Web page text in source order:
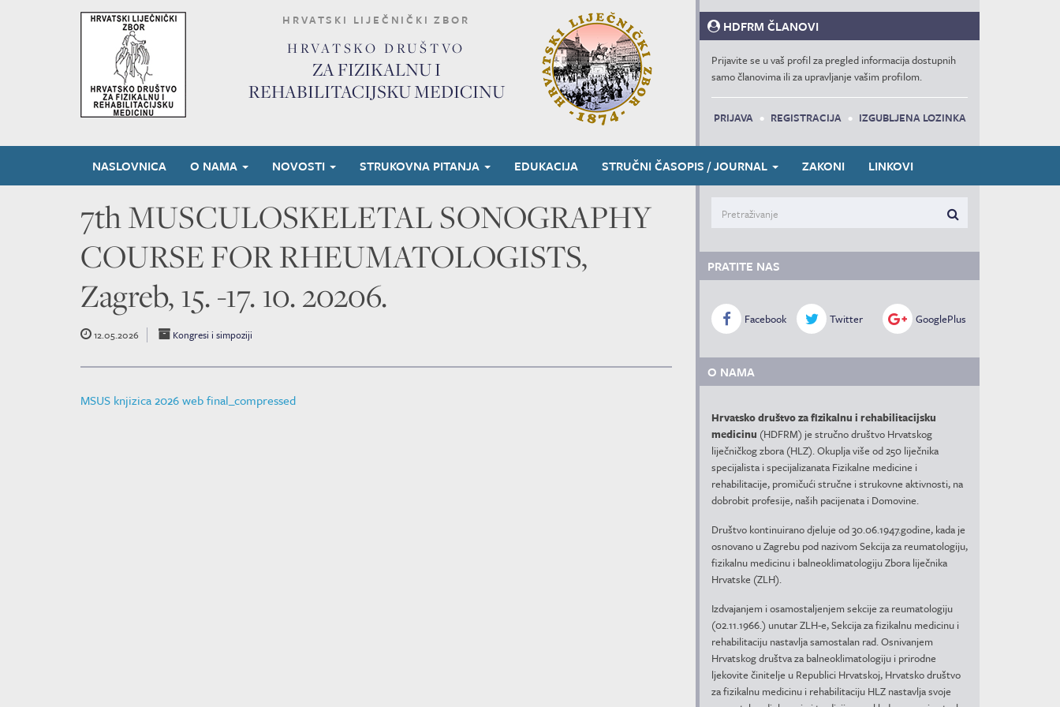
HRVATSKI LIJEČNIČKI ZBOR
HRVATSKO DRUŠTVO
ZA FIZIKALNU I
REHABILITACIJSKU MEDICINU
HDFRM ČLANOVI
Prijavite se u vaš profil za pregled informacija dostupnih
samo članovima ili za upravljanje vašim profilom.
PRIJAVA • REGISTRACIJA • IZGUBLJENA LOZINKA
NASLOVNICA O NAMA NOVOSTI STRUKOVNA PITANJA EDUKACIJA STRUČNI ČASOPIS / JOURNAL ZAKONI LINKOVI
7th MUSCULOSKELETAL SONOGRAPHY
COURSE FOR RHEUMATOLOGISTS,
Zagreb, 15. -17. 10. 20206.
12.05.2026 Kongresi i simpoziji
MSUS knjizica 2026 web final_compressed
PRATITE NAS
Facebook Twitter GooglePlus
O NAMA
Hrvatsko društvo za fizikalnu i rehabilitacijsku
medicinu (HDFRM) je stručno društvo Hrvatskog
liječničkog zbora (HLZ). Okuplja više od 250 liječnika
specijalista i specijalizanata Fizikalne medicine i
rehabilitacije, promičući stručne i strukovne aktivnosti, na
dobrobit profesije, naših pacijenata i Domovine.
Društvo kontinuirano djeluje od 30.06.1947.godine, kada je
osnovano u Zagrebu pod nazivom Sekcija za reumatologiju,
fizikalnu medicinu i balneoklimatologiju Zbora liječnika
Hrvatske (ZLH).
Izdvajanjem i osamostaljenjem sekcije za reumatologiju
(02.11.1966.) unutar ZLH-e, Sekcija za fizikalnu medicinu i
rehabilitaciju nastavlja samostalan rad. Osnivanjem
Hrvatskog društva za balneoklimatologiju i prirodne
ljekovite činitelje u Republici Hrvatskoj, Hrvatsko društvo
za fizikalnu medicinu i rehabilitaciju HLZ nastavlja svoje